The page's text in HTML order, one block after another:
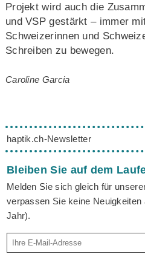
Projekt wird auch die
und VSP gestärkt – immer
Schweizerinnen und
Schreiben zu bewegen.
Caroline Garcia
haptik.ch-Newsletter
Bleiben Sie auf dem
Melden Sie sich gleich für
verpassen Sie keine
Jahr).